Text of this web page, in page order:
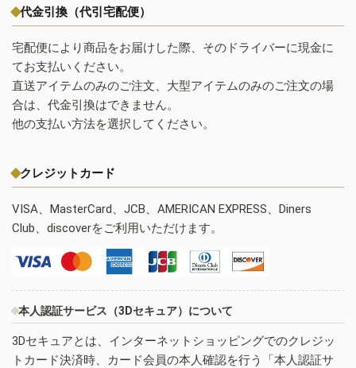
代金引換（代引宅配便）
宅配便により商品をお届けした際、そのドライバーに現金に
てお支払いください。
直送アイテムのみのご注文、大型アイテムのみのご注文の場
合は、代金引換はできません。
他の支払い方法を選択してください。
クレジットカード
VISA、MasterCard、JCB、AMERICAN EXPRESS、Diners
Club、discoverをご利用いただけます。
本人認証サービス（3Dセキュア）について
3Dセキュアとは、インターネットショッピングでのクレジッ
トカード決済時、カード会員の本人確認を行う「本人認証サ